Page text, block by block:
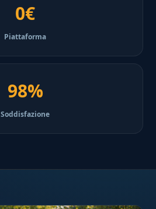
0€
Piattaforma
98%
Soddisfazione